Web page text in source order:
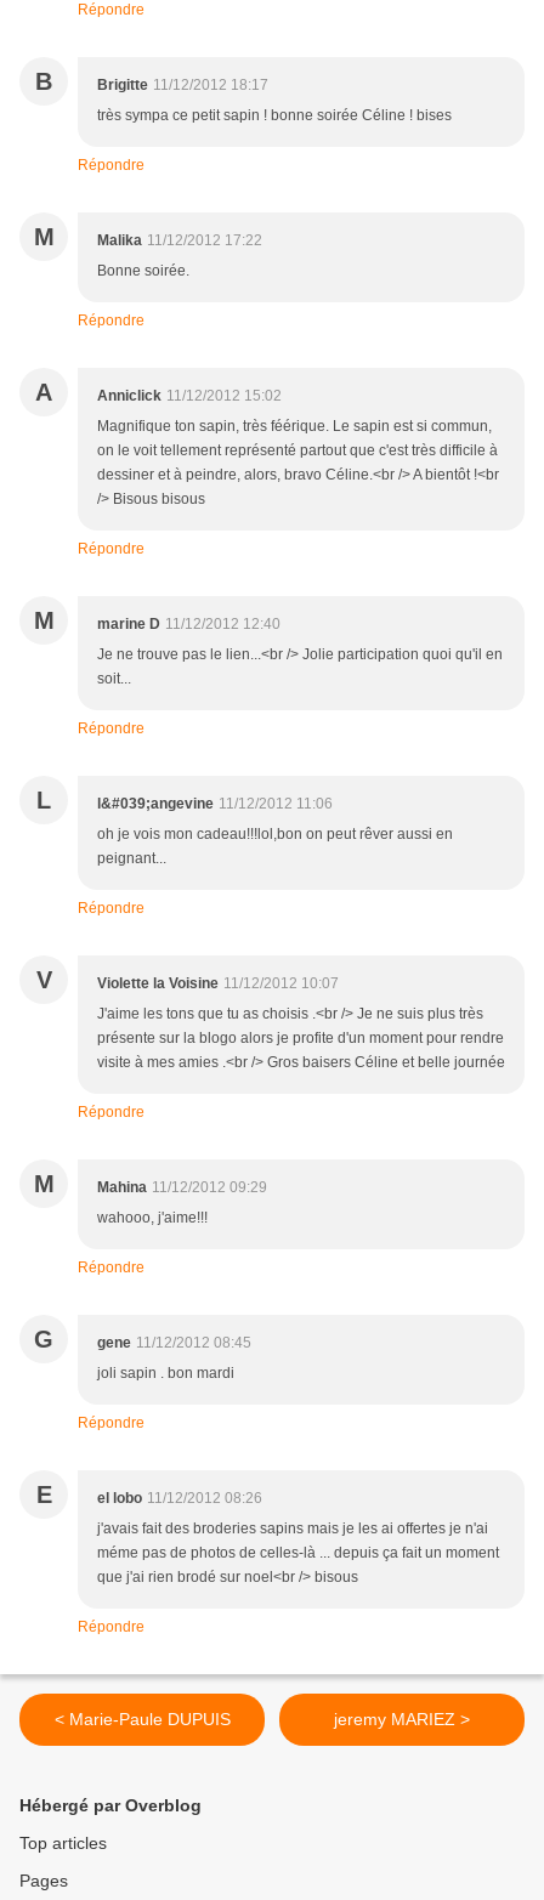
Répondre
B Brigitte 11/12/2012 18:17
très sympa ce petit sapin ! bonne soirée Céline ! bises
Répondre
M Malika 11/12/2012 17:22
Bonne soirée.
Répondre
A Anniclick 11/12/2012 15:02
Magnifique ton sapin, très féérique. Le sapin est si commun,
on le voit tellement représenté partout que c'est très difficile à
dessiner et à peindre, alors, bravo Céline.<br /> A bientôt !<br
/> Bisous bisous
Répondre
M marine D 11/12/2012 12:40
Je ne trouve pas le lien...<br /> Jolie participation quoi qu'il en
soit...
Répondre
L l&#039;angevine 11/12/2012 11:06
oh je vois mon cadeau!!!lol,bon on peut rêver aussi en
peignant...
Répondre
V Violette la Voisine 11/12/2012 10:07
J'aime les tons que tu as choisis .<br /> Je ne suis plus très
présente sur la blogo alors je profite d'un moment pour rendre
visite à mes amies .<br /> Gros baisers Céline et belle journée
Répondre
M Mahina 11/12/2012 09:29
wahooo, j'aime!!!
Répondre
G gene 11/12/2012 08:45
joli sapin . bon mardi
Répondre
E el lobo 11/12/2012 08:26
j'avais fait des broderies sapins mais je les ai offertes je n'ai
méme pas de photos de celles-là ... depuis ça fait un moment
que j'ai rien brodé sur noel<br /> bisous
Répondre
< Marie-Paule DUPUIS jeremy MARIEZ >
Hébergé par Overblog
Top articles
Pages